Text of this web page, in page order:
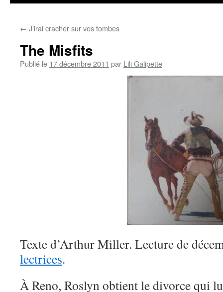
contenu
← J’irai cracher sur vos tombes
The Misfits
Publié le 17 décembre 2011 par Lili Galipette
Texte d’Arthur Miller. Lecture de
lectrices.
À Reno, Roslyn obtient le divorce qui